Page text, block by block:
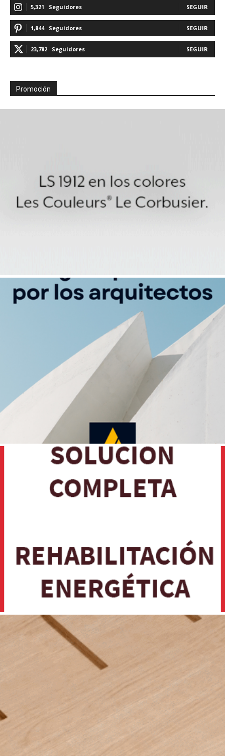
5,321 Seguidores SEGUIR
1,844 Seguidores SEGUIR
23,782 Seguidores SEGUIR
Promoción